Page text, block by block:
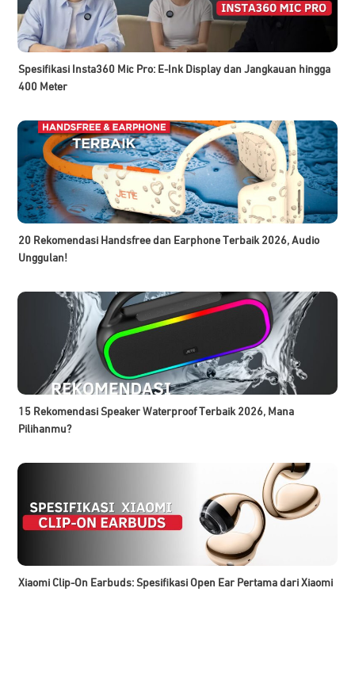
Spesifikasi Insta360 Mic Pro: E-Ink Display dan Jangkauan hingga
400 Meter
20 Rekomendasi Handsfree dan Earphone Terbaik 2026, Audio
Unggulan!
15 Rekomendasi Speaker Waterproof Terbaik 2026, Mana
Pilihanmu?
Xiaomi Clip-On Earbuds: Spesifikasi Open Ear Pertama dari Xiaomi